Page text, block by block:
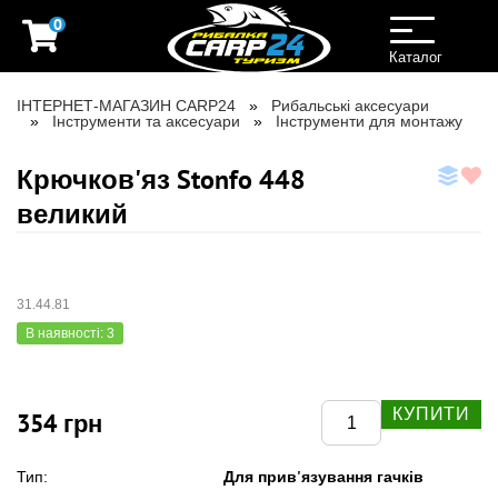
0
Toggle
navigation
Каталог
ІНТЕРНЕТ-МАГАЗИН CARP24
Рибальські аксесуари
Інструменти та аксесуари
Інструменти для монтажу
Крючков'яз Stonfo 448
великий
31.44.81
В наявності: 3
354 грн КУПИТИ
Тип: Для прив'язування гачків